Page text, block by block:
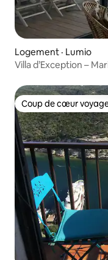
Logement · Lumio
Villa d’Exception –
Coup de cœur
Coup de cœur